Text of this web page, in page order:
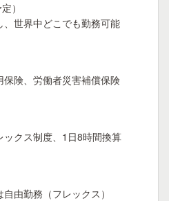
）
世界中どこでも勤務可能
険、労働者災害補償保険
ックス制度、1日8時間換算
由勤務（フレックス）